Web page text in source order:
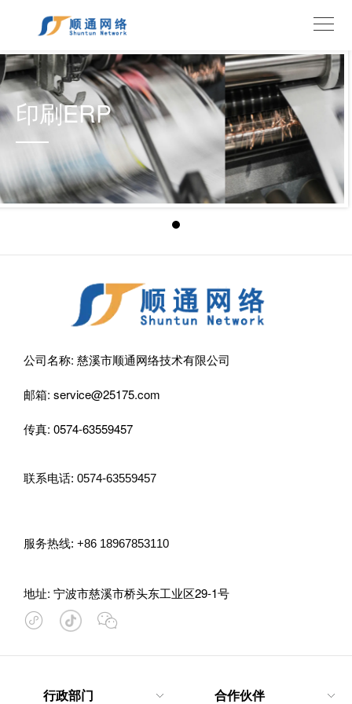
印刷ERP
公司名称: 慈溪市顺通网络技术有限公司
邮箱: service@25175.com
传真: 0574-63559457
联系电话: 0574-63559457
服务热线: +86 18967853110
地址: 宁波市慈溪市桥头东工业区29-1号

行政部门 合作伙伴